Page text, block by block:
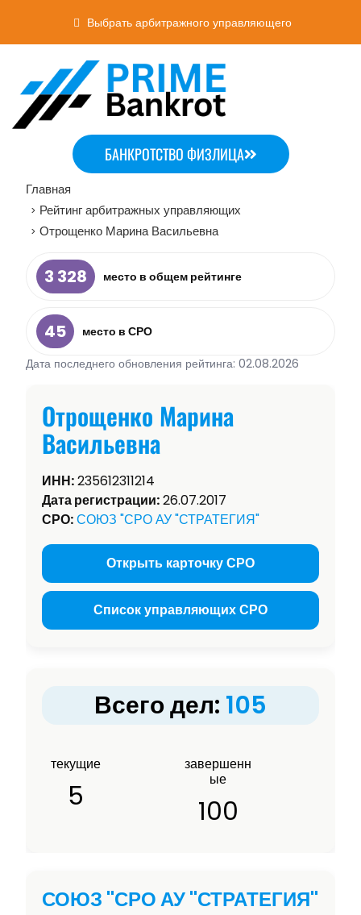
Выбрать арбитражного управляющего
БАНКРОТСТВО ФИЗЛИЦА
Главная
> Рейтинг арбитражных управляющих
> Отрощенко Марина Васильевна
3 328 место в общем рейтинге
45
место в СРО
Дата последнего обновления рейтинга: 02.08.2026
Отрощенко Марина
Васильевна
ИНН:235612311214
Дата регистрации:26.07.2017
СРО:СОЮЗ "СРО АУ "СТРАТЕГИЯ"
Открыть карточку СРО
Список управляющих СРО
Всего дел: 105
текущие
5
завершенн
ые
100
СОЮЗ "СРО АУ "СТРАТЕГИЯ"